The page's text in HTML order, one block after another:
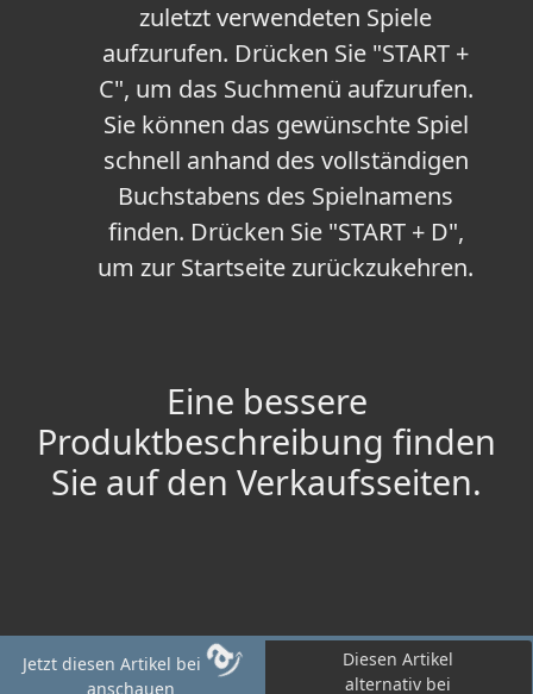
zuletzt verwendeten Spiele
aufzurufen. Drücken Sie "START +
C", um das Suchmenü aufzurufen.
Sie können das gewünschte Spiel
schnell anhand des vollständigen
Buchstabens des Spielnamens
finden. Drücken Sie "START + D",
um zur Startseite zurückzukehren.
Eine bessere
Produktbeschreibung finden
Sie auf den Verkaufsseiten.
Jetzt diesen Artikel bei
anschauen
Diesen Artikel
alternativ bei